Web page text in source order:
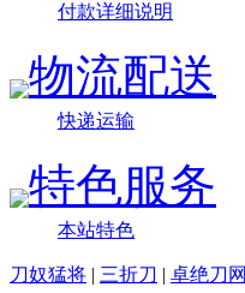
付款详细说明
物流配送
快递运输
特色服务
本站特色
刀奴猛将 | 三折刀 | 卓绝刀网